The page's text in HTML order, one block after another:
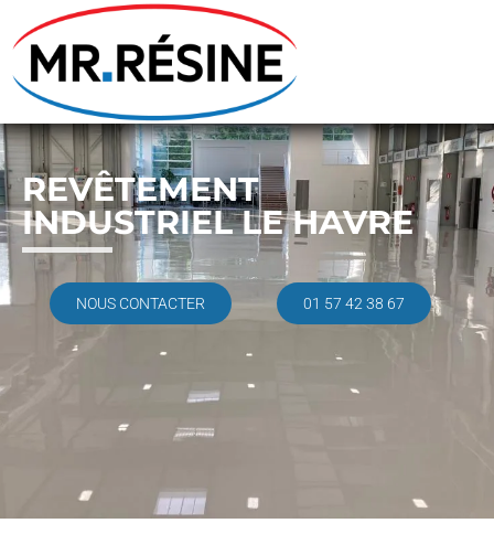
REVÊTEMENT
INDUSTRIEL LE HAVRE
NOUS CONTACTER 01 57 42 38 67